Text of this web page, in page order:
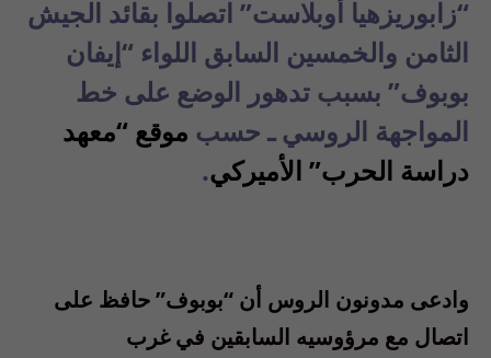
“زابوريزهيا أوبلاست” اتصلوا بقائد الجيش
الثامن والخمسين السابق اللواء “إيفان
بوبوف” بسبب تدهور الوضع على خط
المواجهة الروسي ـ حسب موقع “معهد
دراسة الحرب” الأميركي.
وادعى مدونون الروس أن “بوبوف” حافظ على
اتصال مع مرؤوسيه السابقين في غرب